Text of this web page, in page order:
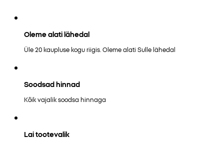
Oleme alati lähedal
Üle 20 kaupluse kogu riigis. Oleme alati Sulle lähedal
Soodsad hinnad
Kõik vajalik soodsa hinnaga
Lai tootevalik